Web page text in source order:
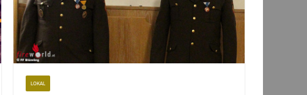
LOKAL